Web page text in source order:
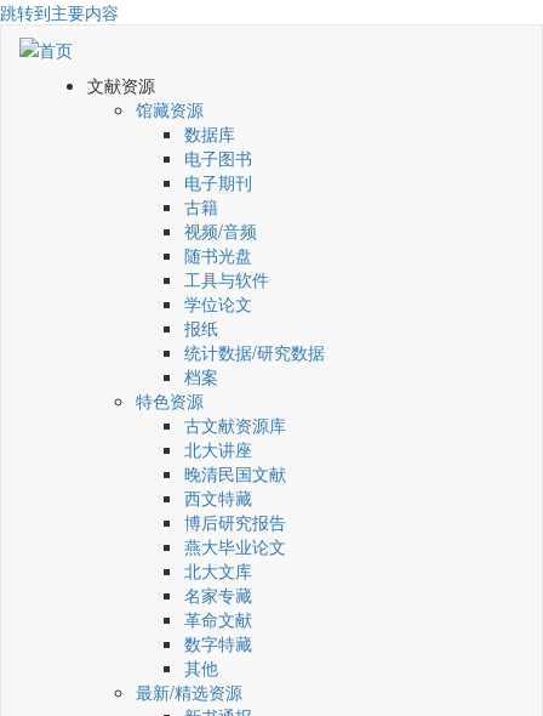
跳转到主要内容
文献资源
馆藏资源
数据库
电子图书
电子期刊
古籍
视频/音频
随书光盘
工具与软件
学位论文
报纸
统计数据/研究数据
档案
特色资源
古文献资源库
北大讲座
晚清民国文献
西文特藏
博后研究报告
燕大毕业论文
北大文库
名家专藏
革命文献
数字特藏
其他
最新/精选资源